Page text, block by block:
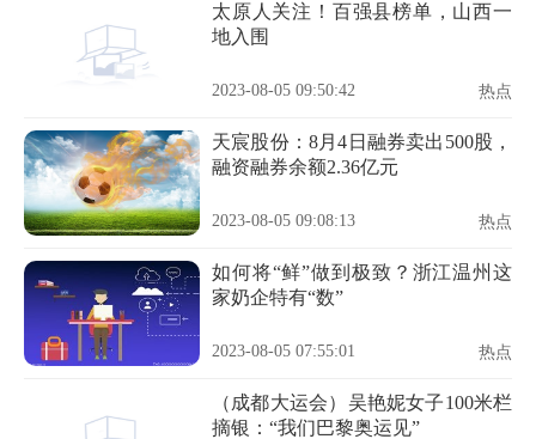
太原人关注！百强县榜单，山西一
地入围
2023-08-05 09:50:42 热点
天宸股份：8月4日融券卖出500股，
融资融券余额2.36亿元
2023-08-05 09:08:13 热点
如何将“鲜”做到极致？浙江温州这
家奶企特有“数”
2023-08-05 07:55:01 热点
（成都大运会）吴艳妮女子100米栏
摘银：“我们巴黎奥运见”